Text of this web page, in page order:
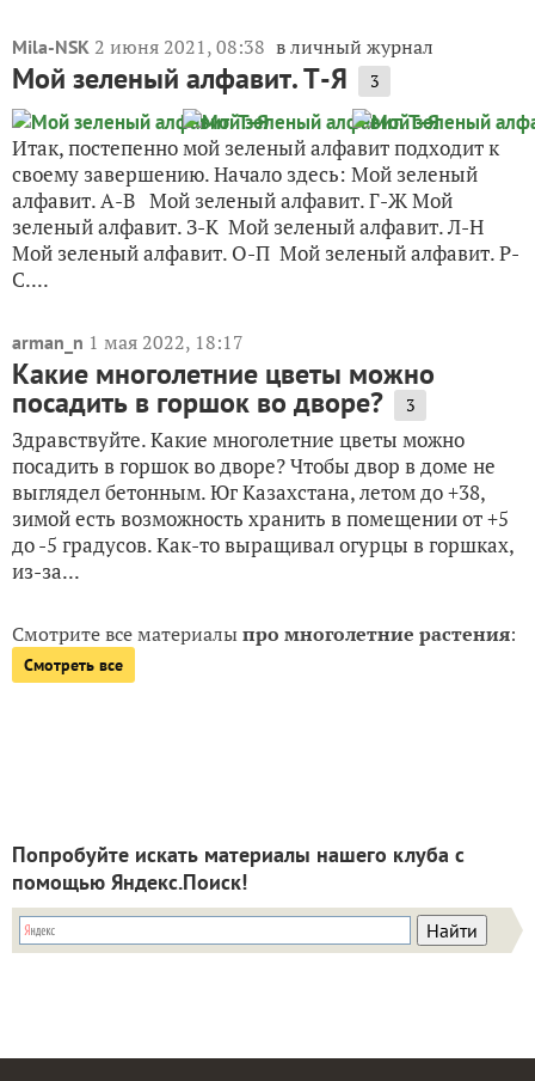
Mila-NSK 2 июня 2021, 08:38 в личный журнал
Мой зеленый алфавит. Т-Я 3
Итак, постепенно мой зеленый алфавит подходит к
своему завершению. Начало здесь: Мой зеленый
алфавит. А-В Мой зеленый алфавит. Г-Ж Мой
зеленый алфавит. З-К Мой зеленый алфавит. Л-Н
Мой зеленый алфавит. О-П Мой зеленый алфавит. Р-
С....
arman_n 1 мая 2022, 18:17
Какие многолетние цветы можно
посадить в горшок во дворе? 3
Здравствуйте. Какие многолетние цветы можно
посадить в горшок во дворе? Чтобы двор в доме не
выглядел бетонным. Юг Казахстана, летом до +38,
зимой есть возможность хранить в помещении от +5
до -5 градусов. Как-то выращивал огурцы в горшках,
из-за...
Смотрите все материалыпро многолетние растения:
Смотреть все
Попробуйте искать материалы нашего клуба с
помощью Яндекс.Поиск!